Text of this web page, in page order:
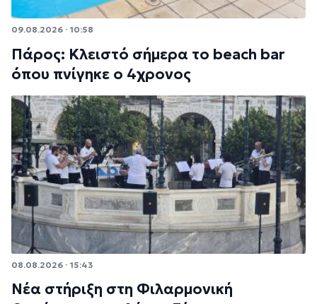
09.08.2026 · 10:58
Πάρος: Κλειστό σήμερα το beach bar
όπου πνίγηκε ο 4χρονος
08.08.2026 · 15:43
Νέα στήριξη στη Φιλαρμονική